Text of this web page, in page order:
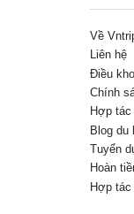
Về
Liên hệ
Điều
Chính
Hợp
Blog du
Tuyển
Hoàn
Hợp tác